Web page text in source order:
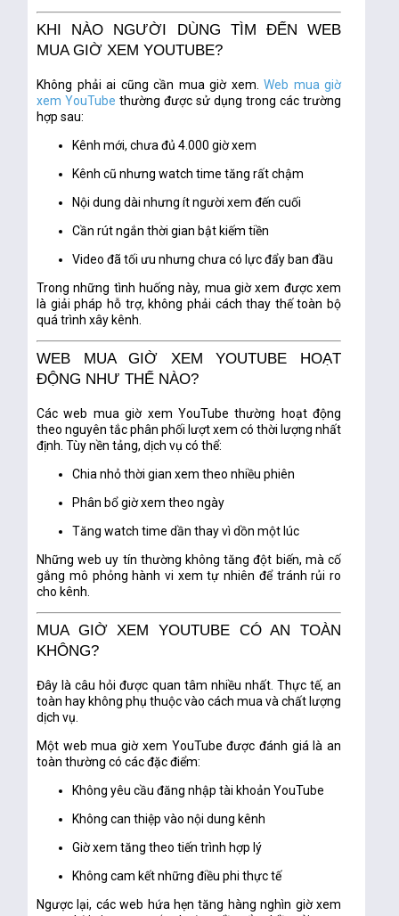
KHI NÀO NGƯỜI DÙNG TÌM ĐẾN WEB
MUA GIỜ XEM YOUTUBE?
Không phải ai cũng cần mua giờ xem.Web mua giờ
xem YouTube thường được sử dụng trong các trường
hợp sau:
Kênh mới, chưa đủ 4.000 giờ xem
Kênh cũ nhưng watch time tăng rất chậm
Nội dung dài nhưng ít người xem đến cuối
Cần rút ngắn thời gian bật kiếm tiền
Video đã tối ưu nhưng chưa có lực đẩy ban đầu
Trong những tình huống này, mua giờ xem được xem
là giải pháp hỗ trợ, không phải cách thay thế toàn bộ
quá trình xây kênh.
WEB MUA GIỜ XEM YOUTUBE HOẠT
ĐỘNG NHƯ THẾ NÀO?
Các web mua giờ xem YouTube thường hoạt động
theo nguyên tắc phân phối lượt xem có thời lượng nhất
định. Tùy nền tảng, dịch vụ có thể:
Chia nhỏ thời gian xem theo nhiều phiên
Phân bổ giờ xem theo ngày
Tăng watch time dần thay vì dồn một lúc
Những web uy tín thường không tăng đột biến, mà cố
gắng mô phỏng hành vi xem tự nhiên để tránh rủi ro
cho kênh.
MUA GIỜ XEM YOUTUBE CÓ AN TOÀN
KHÔNG?
Đây là câu hỏi được quan tâm nhiều nhất. Thực tế,an
toàn hay không phụ thuộc vào cách mua và chất lượng
dịch vụ
Một web mua giờ xem YouTube được đánh giá là an
toàn thường có các đặc điểm:
Không yêu cầu đăng nhập tài khoản YouTube
Không can thiệp vào nội dung kênh
Giờ xem tăng theo tiến trình hợp lý
Không cam kết những điều phi thực tế
Ngược lại, các web hứa hẹn tăng hàng nghìn giờ xem